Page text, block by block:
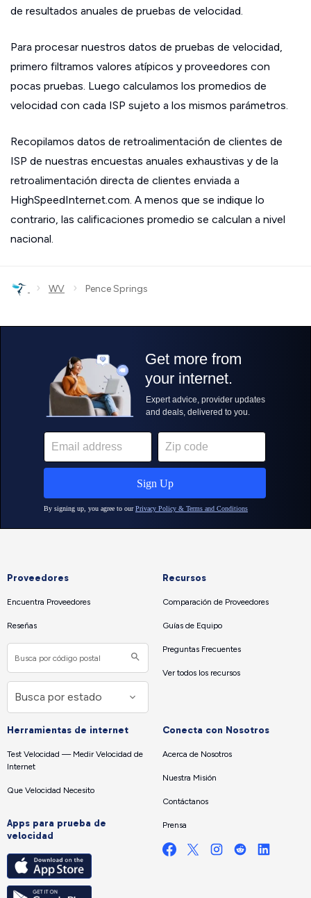
de resultados anuales de pruebas de velocidad.
Para procesar nuestros datos de pruebas de velocidad,
primero filtramos valores atípicos y proveedores con
pocas pruebas. Luego calculamos los promedios de
velocidad con cada ISP sujeto a los mismos parámetros.
Recopilamos datos de retroalimentación de clientes de
ISP de nuestras encuestas anuales exhaustivas y de la
retroalimentación directa de clientes enviada a
HighSpeedInternet.com. A menos que se indique lo
contrario, las calificaciones promedio se calculan a nivel
nacional.
› WV › Pence Springs
Proveedores
Encuentra Proveedores
Reseñas
Recursos
Comparación de Proveedores
Guías de Equipo
Preguntas Frecuentes
Ver todos los recursos
Herramientas de internet
Test Velocidad — Medir Velocidad de
Internet
Que Velocidad Necesito
Apps para prueba de
velocidad
Conecta con Nosotros
Acerca de Nosotros
Nuestra Misión
Contáctanos
Prensa